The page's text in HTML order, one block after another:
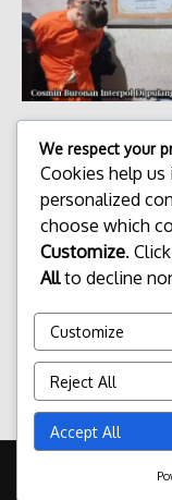
Copyright © 2026
We respect your
Cookies help us
personalized
choose which
Customize. Click
Allto decline
Customize
Reject All
Accept All